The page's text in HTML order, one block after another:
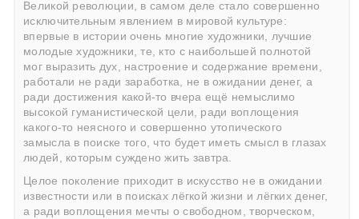
Великой революции, в самом деле стало совершенно
исключительным явлением в мировой культуре:
впервые в истории очень многие художники, лучшие
молодые художники, те, кто с наибольшей полнотой
мог выразить дух, настроение и содержание времени,
работали не ради заработка, не в ожидании денег, а
ради достижения какой-то вчера ещё немыслимо
высокой гуманистической цели, ради воплощения
какого-то неясного и совершенно утопического
замысла в поиске того, что будет иметь смысл в глазах
людей, которым суждено жить завтра.
Целое поколение приходит в искусство не в ожидании
известности или в поисках лёгкой жизни и лёгких денег,
а ради воплощения мечты о свободном, творческом,